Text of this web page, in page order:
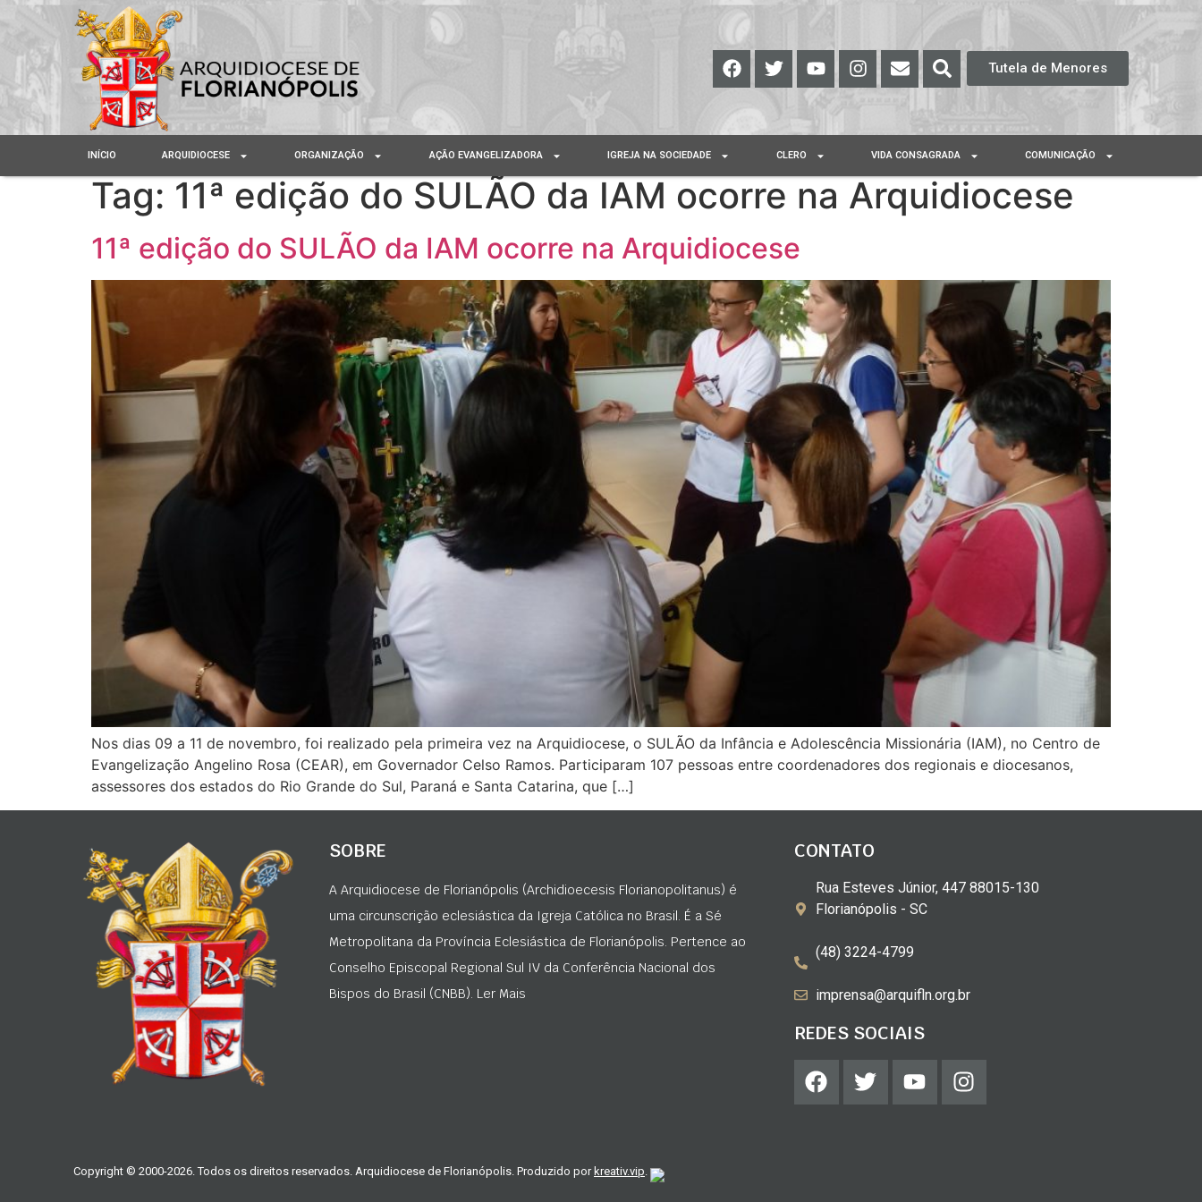
Tutela de Menores
INÍCIO ARQUIDIOCESE ORGANIZAÇÃO AÇÃO EVANGELIZADORA IGREJA NA SOCIEDADE CLERO VIDA CONSAGRADA COMUNICAÇÃO
Tag: 11ª edição do SULÃO da IAM ocorre na Arquidiocese
11ª edição do SULÃO da IAM ocorre na Arquidiocese
Nos dias 09 a 11 de novembro, foi realizado pela primeira vez na Arquidiocese, o SULÃO da Infância e Adolescência Missionária (IAM), no Centro de
Evangelização Angelino Rosa (CEAR), em Governador Celso Ramos. Participaram 107 pessoas entre coordenadores dos regionais e diocesanos,
assessores dos estados do Rio Grande do Sul, Paraná e Santa Catarina, que […]
SOBRE
A Arquidiocese de Florianópolis (Archidioecesis Florianopolitanus) é
uma circunscrição eclesiástica da Igreja Católica no Brasil. É a Sé
Metropolitana da Província Eclesiástica de Florianópolis. Pertence ao
Conselho Episcopal Regional Sul IV da Conferência Nacional dos
Bispos do Brasil (CNBB). Ler Mais
CONTATO
Rua Esteves Júnior, 447 88015-130
Florianópolis - SC
(48) 3224-4799
imprensa@arquifln.org.br
REDES SOCIAIS
Copyright © 2000-2026. Todos os direitos reservados. Arquidiocese de Florianópolis. Produzido porkreativ.vip